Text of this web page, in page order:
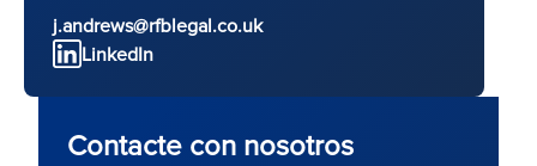
j.andrews@rfblegal.co.uk
LinkedIn
Contacte con nosotros